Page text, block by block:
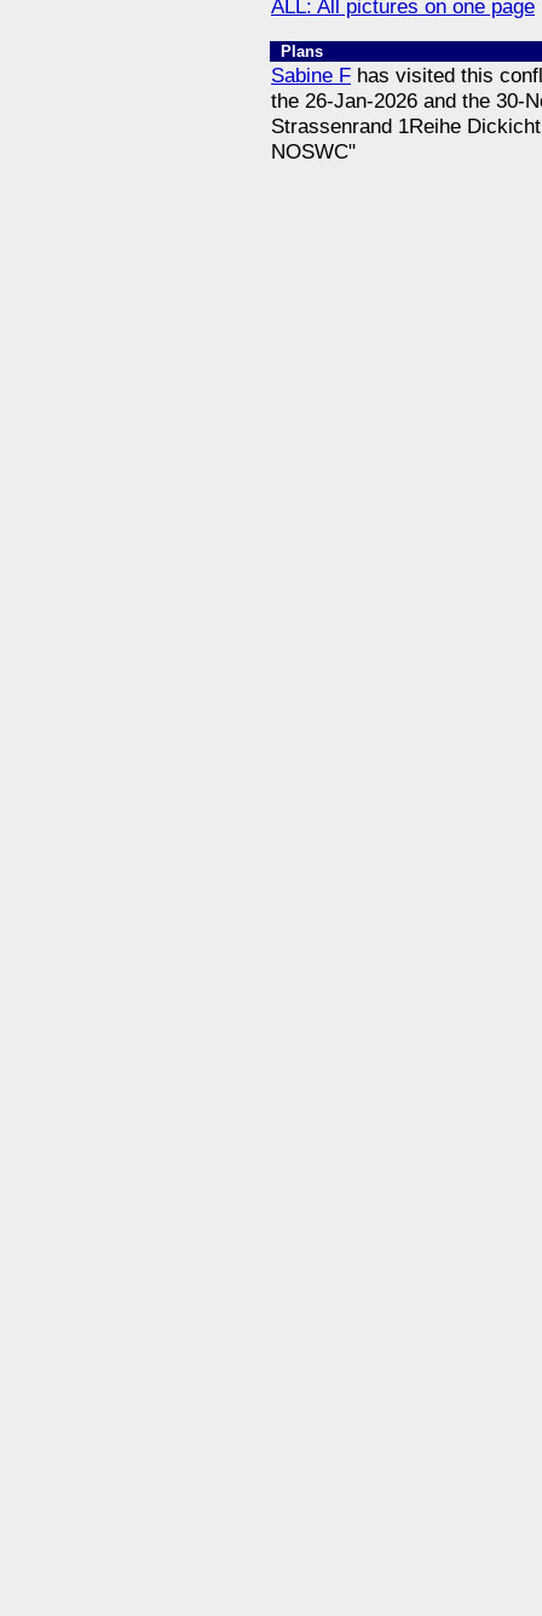
ALL: All pictures on one page
Plans
Sabine F has visited this
the 26-Jan-2026 and the 30-
Strassenrand 1Reihe
NOSWC"